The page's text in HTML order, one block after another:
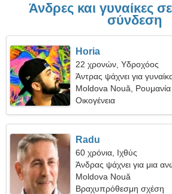
Άνδρες και γυναίκες
σύνδεση
Horia
22 χρονών, Υδροχόος
Άντρας ψάχνει για
Moldova Nouă, Ρουμανία
Οικογένεια
Radu
60 χρόνια, Ιχθύς
Άνδρας ψάχνει για μια
Moldova Nouă
Βραχυπρόθεσμη σχέση